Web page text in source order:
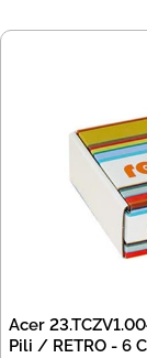
Acer
Pili / RETRO - 6